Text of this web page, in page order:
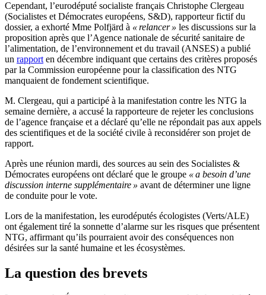
Cependant, l’eurodéputé socialiste français Christophe Clergeau
(Socialistes et Démocrates européens, S&D), rapporteur fictif du
dossier, a exhorté Mme Polfjärd à « relancer » les discussions sur la
proposition après que l’Agence nationale de sécurité sanitaire de
l’alimentation, de l’environnement et du travail (ANSES) a publié
un rapport en décembre indiquant que certains des critères proposés
par la Commission européenne pour la classification des NTG
manquaient de fondement scientifique.
M. Clergeau, qui a participé à la manifestation contre les NTG la
semaine dernière, a accusé la rapporteure de rejeter les conclusions
de l’agence française et a déclaré qu’elle ne répondait pas aux appels
des scientifiques et de la société civile à reconsidérer son projet de
rapport.
Après une réunion mardi, des sources au sein des Socialistes &
Démocrates européens ont déclaré que le groupe « a besoin d’une
discussion interne supplémentaire » avant de déterminer une ligne
de conduite pour le vote.
Lors de la manifestation, les eurodéputés écologistes (Verts/ALE)
ont également tiré la sonnette d’alarme sur les risques que présentent
NTG, affirmant qu’ils pourraient avoir des conséquences non
désirées sur la santé humaine et les écosystèmes.
La question des brevets